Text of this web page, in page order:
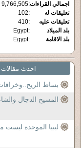
اجمالي القراءات:
9,766,505
تعليقات له
:
102
تعليقات عليه
:
410
بلد الميلاد
:
Egypt
بلد الاقامة
:
Egypt
احدث
بساط
المسيخ الدجال
ليبيا الموحدة